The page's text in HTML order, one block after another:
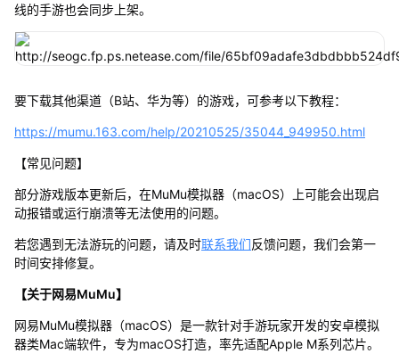
线的手游也会同步上架。
要下载其他渠道（B站、华为等）的游戏，可参考以下教程：
https://mumu.163.com/help/20210525/35044_949950.html
【常见问题】
部分游戏版本更新后，在MuMu模拟器（macOS）上可能会出现启
动报错或运行崩溃等无法使用的问题。
若您遇到无法游玩的问题，请及时联系我们反馈问题，我们会第一
时间安排修复。
【关于网易MuMu】
网易MuMu模拟器（macOS）是一款针对手游玩家开发的安卓模拟
器类Mac端软件，专为macOS打造，率先适配Apple M系列芯片。